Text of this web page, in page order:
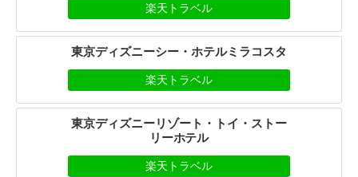
楽天トラベル
東京ディズニーシー・ホテルミラコスタ
楽天トラベル
東京ディズニーリゾート・トイ・ストー
リーホテル
楽天トラベル